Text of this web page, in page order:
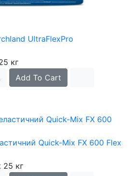
UltraFlexPro
кг
Add To Cart
Quick-Mix FX 600 Flex
кг